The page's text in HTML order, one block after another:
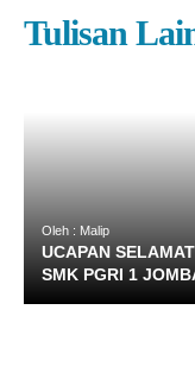
Tulisan
Oleh : Malip
UCAPAN
SMK PGRI 1